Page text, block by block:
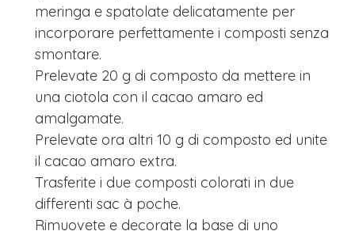
meringa e spatolate delicatamente per
incorporare perfettamente i composti senza
smontare.
Prelevate 20 g di composto da mettere in
una ciotola con il cacao amaro ed
amalgamate.
Prelevate ora altri 10 g di composto ed unite
il cacao amaro extra.
Trasferite i due composti colorati in due
differenti sac à poche.
Rimuovete e decorate la base di uno